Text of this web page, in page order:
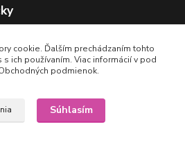
007
cookie. Ďalším prechádzaním tohto
ich používaním. Viac informácií v pod
podmienok.
Súhlasím